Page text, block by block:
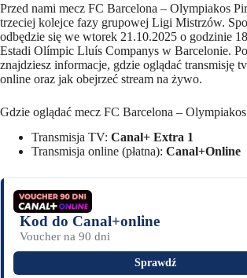
Przed nami mecz FC Barcelona – Olympiakos
trzeciej kolejce fazy grupowej Ligi Mistrzów.
odbędzie się we wtorek 21.10.2025 o godzinie
Estadi Olímpic Lluís Companys w Barcelonie.
znajdziesz informacje, gdzie oglądać transmisję
online oraz jak obejrzeć stream na żywo.
Gdzie oglądać mecz FC Barcelona – Olympiakos
Transmisja TV: Canal+ Extra 1
Transmisja online (płatna): Canal+Online
Kod do Canal+online
Voucher na 90 dni
Sprawdź